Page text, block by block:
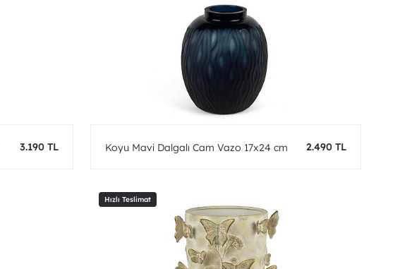
3.190 TL Koyu Mavi Dalgalı Cam Vazo 17x24 cm 2.490 TL